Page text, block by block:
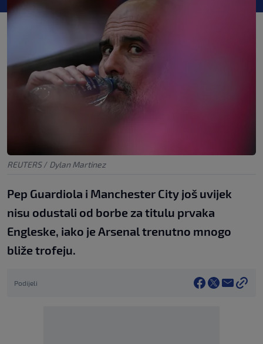
REUTERS / Dylan Martinez
Pep Guardiola i Manchester City još uvijek
nisu odustali od borbe za titulu prvaka
Engleske, iako je Arsenal trenutno mnogo
bliže trofeju.
Podijeli